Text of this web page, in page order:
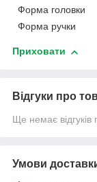
Форма головки
Форма ручки
Приховати
Відгуки про
Ще немає відгуків
Умови